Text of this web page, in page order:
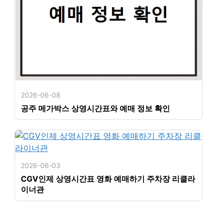
2026-06-08
공주 메가박스 상영시간표와 예매 정보 확인
2026-06-03
CGV인제 상영시간표 영화 예매하기 주차장 리클라
이너관